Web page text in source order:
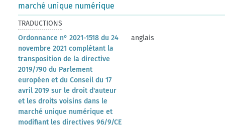
marché unique numérique
TRADUCTIONS
Ordonnance n° 2021-1518 du 24
novembre 2021 complétant la
transposition de la directive
2019/790 du Parlement
européen et du Conseil du 17
avril 2019 sur le droit d'auteur
et les droits voisins dans le
marché unique numérique et
modifiant les directives 96/9/CE
anglais